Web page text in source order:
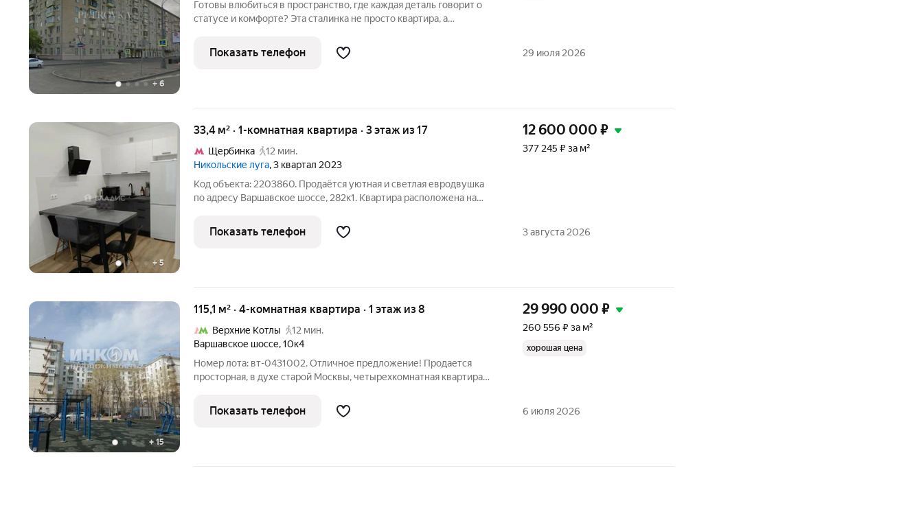
+ 6
Готовы влюбиться в пространство, где каждая деталь говорит о
статусе и комфорте? Эта сталинка не просто квартира, а
которая выгодно затмевает любые современные новостройки!
Представьте: вы
Показать телефон 29 июля 2026
+ 5
33,4 м² · 1-комнатная квартира · 3 этаж из 17
Щербинка
12 мин.
Никольские луга, 3 квартал 2023
Код объекта: 2203860. Продаётся уютная и светлая евродвушка
по адресу Варшавское шоссе, 282к1. Квартира расположена на
2023 году. Общая площадь квартиры составляет 33,4 кв. м, из
которых 18
12 600 000 ₽
377 245 ₽ за м²
Показать телефон 3 августа 2026
+15
115,1 м² · 4-комнатная квартира · 1 этаж из 8
Верхние Котлы
12 мин.
Варшавское шоссе,10к4
Номер лота: вт-0431002. Отличное предложение! Продается
просторная, в духе старой Москвы, четырехкомнатная квартира
инфраструктура, хорошая транспортная доступность.
Оперативный показ, ждем
29 990 000 ₽
260 556 ₽ за м²
хорошая цена
Показать телефон 6 июля 2026